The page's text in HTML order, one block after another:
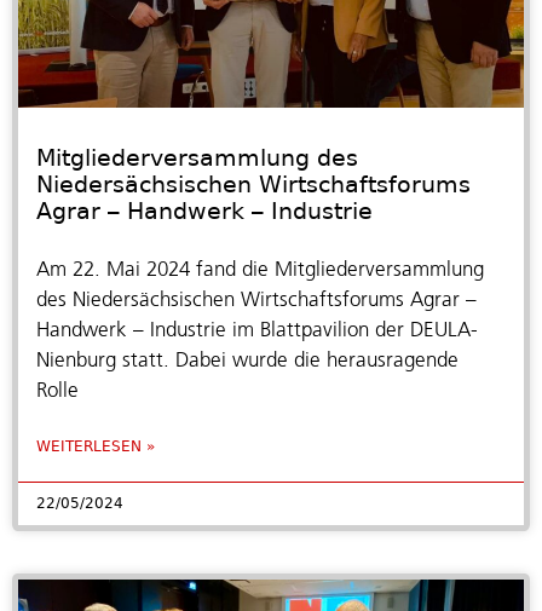
Mitgliederversammlung des
Niedersächsischen Wirtschaftsforums
Agrar – Handwerk – Industrie
Am 22. Mai 2024 fand die Mitgliederversammlung
des Niedersächsischen Wirtschaftsforums Agrar –
Handwerk – Industrie im Blattpavilion der DEULA-
Nienburg statt. Dabei wurde die herausragende
Rolle
WEITERLESEN »
22/05/2024